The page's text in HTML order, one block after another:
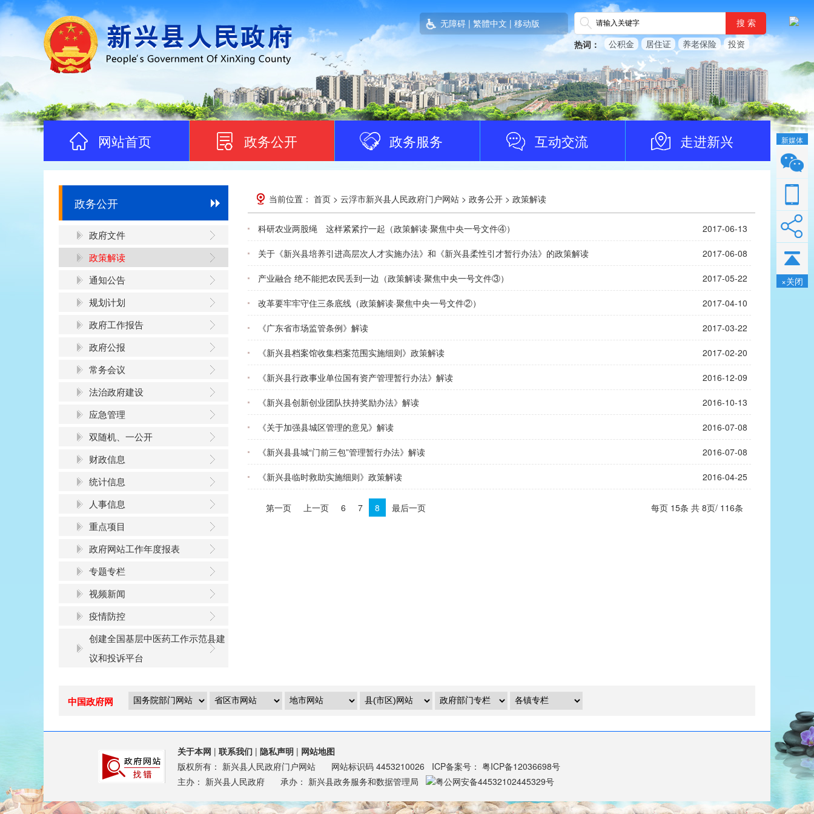
无障碍 | 繁體中文 | 移动版 搜 索
热词： 公积金 居住证 养老保险 投资
网站首页 政务公开 政务服务 互动交流 走进新兴
政务公开
政府文件
政策解读
通知公告
规划计划
政府工作报告
政府公报
常务会议
法治政府建设
应急管理
双随机、一公开
财政信息
统计信息
人事信息
重点项目
政府网站工作年度报表
专题专栏
视频新闻
疫情防控
创建全国基层中医药工作示范县建
议和投诉平台
当前位置： 首页 > 云浮市新兴县人民政府门户网站 > 政务公开 > 政策解读
科研农业两股绳 这样紧紧拧一起（政策解读·聚焦中央一号文件④） 2017-06-13
关于《新兴县培养引进高层次人才实施办法》和《新兴县柔性引才暂行办法》的政策解读 2017-06-08
产业融合 绝不能把农民丢到一边（政策解读·聚焦中央一号文件③） 2017-05-22
改革要牢牢守住三条底线（政策解读·聚焦中央一号文件②） 2017-04-10
《广东省市场监管条例》解读 2017-03-22
《新兴县档案馆收集档案范围实施细则》政策解读 2017-02-20
《新兴县行政事业单位国有资产管理暂行办法》解读 2016-12-09
《新兴县创新创业团队扶持奖励办法》解读 2016-10-13
《关于加强县城区管理的意见》解读 2016-07-08
《新兴县县城“门前三包”管理暂行办法》解读 2016-07-08
《新兴县临时救助实施细则》政策解读 2016-04-25
第一页 上一页 6 7 8 最后一页 每页 15条 共 8页/ 116条
中国政府网
关于本网 | 联系我们 | 隐私声明 | 网站地图
版权所有： 新兴县人民政府门户网站 网站标识码 4453210026 ICP备案号： 粤ICP备12036698号
主办： 新兴县人民政府 承办： 新兴县政务服务和数据管理局 粤公网安备44532102445329号
新媒体
×关闭